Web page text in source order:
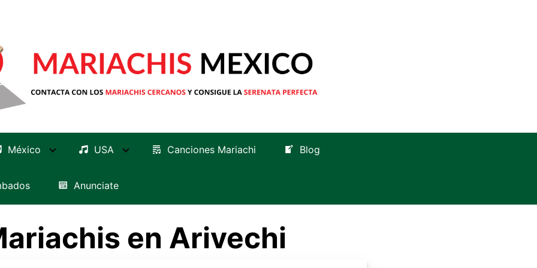
México USA Canciones Mariachi Blog
Anunciate
en Arivechi